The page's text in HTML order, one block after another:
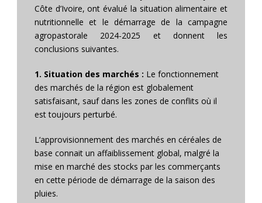
Côte d’Ivoire, ont évalué la situation alimentaire et
nutritionnelle et le démarrage de la campagne
agropastorale 2024-2025 et donnent les
conclusions suivantes.
1. Situation des marchés : Le fonctionnement
des marchés de la région est globalement
satisfaisant, sauf dans les zones de conflits où il
est toujours perturbé.
L‘approvisionnement des marchés en céréales de
base connait un affaiblissement global, malgré la
mise en marché des stocks par les commerçants
en cette période de démarrage de la saison des
pluies.